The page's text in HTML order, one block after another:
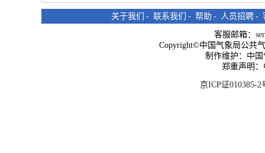
关于我们 - 联系我们 - 帮助 - 人员招聘 -
客服邮箱：
Copyright©中国气象局公共
制作维护：中
郑重声明
京ICP证010385-2